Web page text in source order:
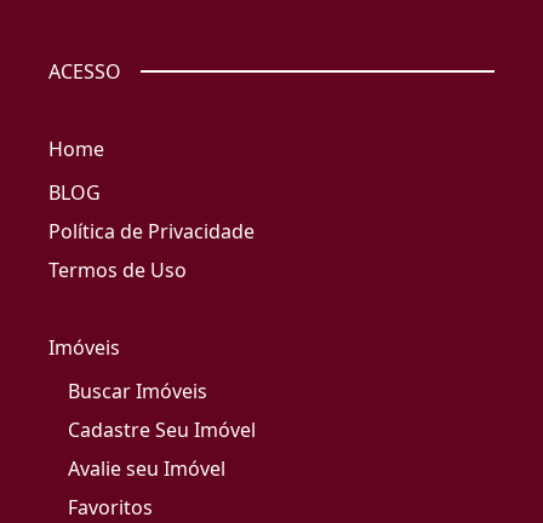
ACESSO
Home
BLOG
Política de Privacidade
Termos de Uso
Imóveis
Buscar Imóveis
Cadastre Seu Imóvel
Avalie seu Imóvel
Favoritos